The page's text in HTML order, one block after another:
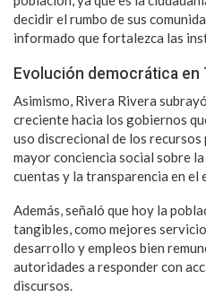
decidir el rumbo de sus
informado que fortalezca las
Evolución democrática en
Asimismo, Rivera Rivera
creciente hacia los gobiernos
uso discrecional de los
mayor conciencia social sobre
cuentas y la transparencia en el
Además, señaló que hoy la
tangibles, como mejores
desarrollo y empleos bien
autoridades a responder con
discursos.